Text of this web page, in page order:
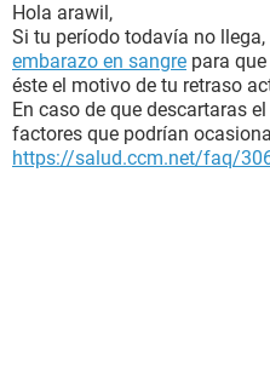
Hola arawil,
Si tu período todavía no llega,
embarazo en sangre para
éste el motivo de tu retraso
En caso de que descartaras
factores que podrían
https://salud.ccm.net/faq/